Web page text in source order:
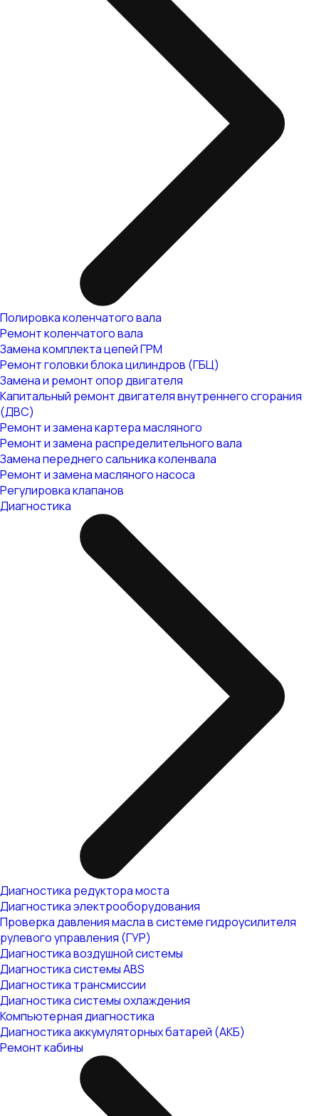
Полировка коленчатого вала
Ремонт коленчатого вала
Замена комплекта цепей ГРМ
Ремонт головки блока цилиндров (ГБЦ)
Замена и ремонт опор двигателя
Капитальный ремонт двигателя внутреннего сгорания
(ДВС)
Ремонт и замена картера масляного
Ремонт и замена распределительного вала
Замена переднего сальника коленвала
Ремонт и замена масляного насоса
Регулировка клапанов
Диагностика
Диагностика редуктора моста
Диагностика электрооборудования
Проверка давления масла в системе гидроусилителя
рулевого управления (ГУР)
Диагностика воздушной системы
Диагностика системы ABS
Диагностика трансмиссии
Диагностика системы охлаждения
Компьютерная диагностика
Диагностика аккумуляторных батарей (АКБ)
Ремонт кабины